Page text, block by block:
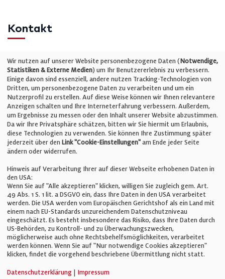
Kontakt
Telefon: +49 (0)711 2585563-0
E-Mail:info@bauelemente-bau.eu
Unternehmen
Impressum
Cookie-Einstellungen
AGB
© Verlag für Fachpublizistik GmbH
Wir nutzen auf unserer Website personenbezogene Daten (Notwendige,
Statistiken & Externe Medien) um Ihr Benutzererlebnis zu verbessern.
Einige davon sind essenziell, andere nutzen Tracking-Technologien von
Dritten, um personenbezogene Daten zu verarbeiten und um ein
Nutzerprofil zu erstellen. Auf diese Weise können wir Ihnen relevantere
Anzeigen schalten und Ihre Interneterfahrung verbessern. Außerdem,
um Ergebnisse zu messen oder den Inhalt unserer Website abzustimmen.
Da wir Ihre Privatsphäre schätzen, bitten wir Sie hiermit um Erlaubnis,
diese Technologien zu verwenden. Sie können Ihre Zustimmung später
jederzeit über den Link "Cookie-Einstellungen" am Ende jeder Seite
ändern oder widerrufen.
Hinweis auf Verarbeitung Ihrer auf dieser Webseite erhobenen Daten in
den USA:
Wenn Sie auf "Alle akzeptieren" klicken, willigen Sie zugleich gem. Art.
49 Abs. 1 S. 1 lit. a DSGVO ein, dass Ihre Daten in den USA verarbeitet
werden. Die USA werden vom Europäischen Gerichtshof als ein Land mit
einem nach EU-Standards unzureichendem Datenschutzniveau
eingeschätzt. Es besteht insbesondere das Risiko, dass Ihre Daten durch
US-Behörden, zu Kontroll- und zu Überwachungszwecken,
möglicherweise auch ohne Rechtsbehelfsmöglichkeiten, verarbeitet
werden können. Wenn Sie auf "Nur notwendige Cookies akzeptieren"
klicken, findet die vorgehend beschriebene Übermittlung nicht statt.
Datenschutzerklärung Impressum